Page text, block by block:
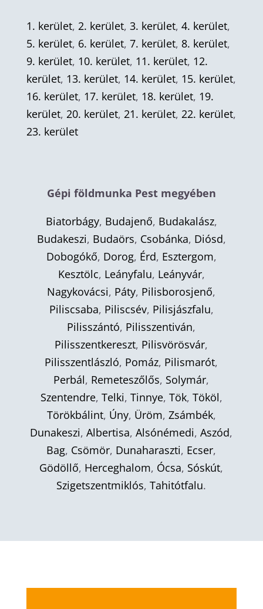
1. kerület, 2. kerület, 3. kerület, 4. kerület,
5. kerület, 6. kerület, 7. kerület, 8. kerület,
9. kerület, 10. kerület, 11. kerület, 12.
kerület, 13. kerület, 14. kerület, 15. kerület,
16. kerület, 17. kerület, 18. kerület, 19.
kerület, 20. kerület, 21. kerület, 22. kerület,
23. kerület
Gépi földmunka Pest megyében
Biatorbágy, Budajenő, Budakalász,
Budakeszi, Budaörs, Csobánka, Diósd,
Dobogókő, Dorog, Érd, Esztergom,
Kesztölc, Leányfalu, Leányvár,
Nagykovácsi, Páty, Pilisborosjenő,
Piliscsaba, Piliscsév, Pilisjászfalu,
Pilisszántó, Pilisszentiván,
Pilisszentkereszt, Pilisvörösvár,
Pilisszentlászló, Pomáz, Pilismarót,
Perbál, Remeteszőlős, Solymár,
Szentendre, Telki, Tinnye, Tök, Tököl,
Törökbálint, Úny, Üröm, Zsámbék,
Dunakeszi,Albertisa,Alsónémedi,Aszód,
Bag, Csömör, Dunaharaszti, Ecser,
Gödöllő, Herceghalom, Ócsa, Sóskút,
Szigetszentmiklós,Tahitótfalu.